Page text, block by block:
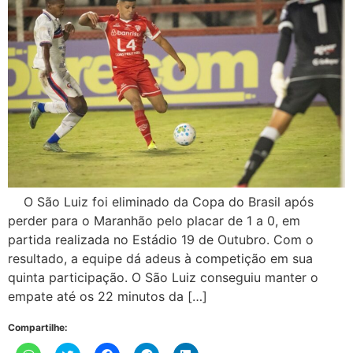
O São Luiz foi eliminado da Copa do Brasil após
perder para o Maranhão pelo placar de 1 a 0, em
partida realizada no Estádio 19 de Outubro. Com o
resultado, a equipe dá adeus à competição em sua
quinta participação. O São Luiz conseguiu manter o
empate até os 22 minutos da […]
Compartilhe: